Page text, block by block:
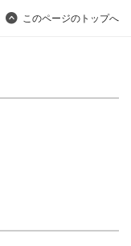
このページのトップへ